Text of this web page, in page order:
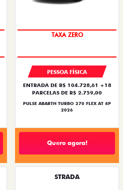
SAIA DE FIAT 0KM
PESSOA FÍSICA
ENTRADA DE R$ 104.728,61 +18
PARCELAS DE R$ 2.759,00
PULSE ABARTH TURBO 270 FLEX AT 4P
2026
Quero agora!
STRADA